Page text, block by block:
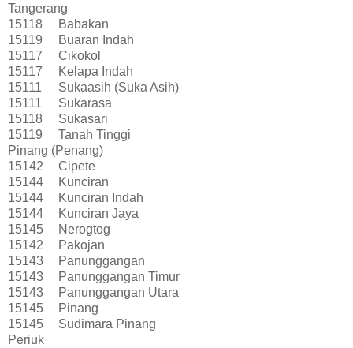
Tangerang
15118
Babakan
15119
Buaran Indah
15117
Cikokol
15117
Kelapa Indah
15111
Sukaasih (Suka Asih)
15111
Sukarasa
15118
Sukasari
15119
Tanah Tinggi
Pinang (Penang)
15142
Cipete
15144
Kunciran
15144
Kunciran Indah
15144
Kunciran Jaya
15145
Nerogtog
15142
Pakojan
15143
Panunggangan
15143
Panunggangan Timur
15143
Panunggangan Utara
15145
Pinang
15145
Sudimara Pinang
Periuk